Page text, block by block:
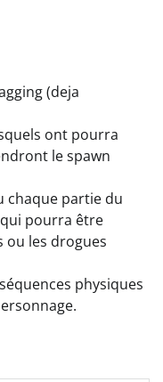
(deja
ont pourra
le spawn
chaque partie du
pourra être
ou les drogues
physiques